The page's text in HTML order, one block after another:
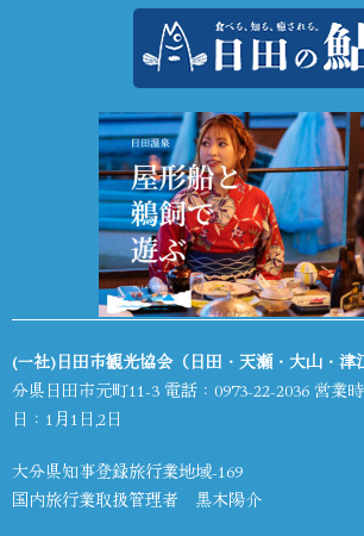
(一社)日田市観光協会（日田・天瀬・大山・津
分県日田市元町11-3 電話： 0973-22-2036 営業
日：1月1日,2日
大分県知事登録旅行業地域-169
国内旅行業取扱管理者 黒木陽介